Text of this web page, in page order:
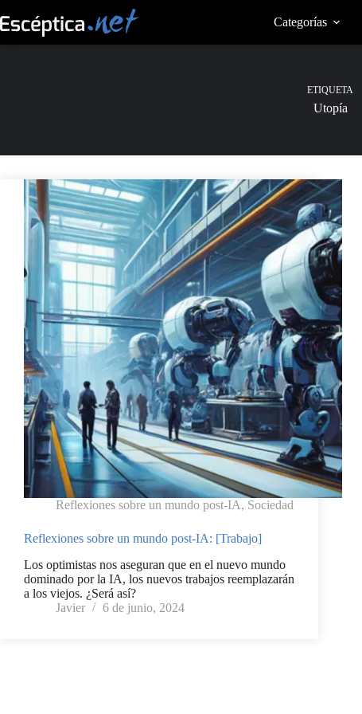
al
contenido
Categorías
ETIQUETA
Utopía
Reflexiones sobre un mundo post-IA, Sociedad
Reflexiones sobre un mundo post-IA: [Trabajo]
Los optimistas nos aseguran que en el nuevo mundo
dominado por la IA, los nuevos trabajos reemplazarán
a los viejos. ¿Será así?
Javier
6 de junio, 2024